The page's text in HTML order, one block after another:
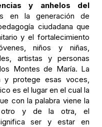
y anhelos del
en la generación de
ciudadana que
y el fortalecimiento
niños y niñas,
artistas y personas
Montes de María. La
y protege esas voces,
es el lugar en el cual la
con la palabra viene la
otro y de la otra, el
ser y estar en